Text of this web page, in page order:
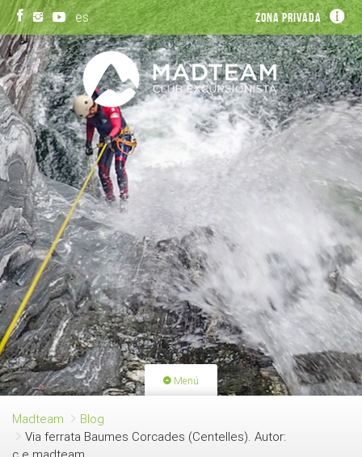
es Zona privada
Menú
PORTADA
LLICÈNCIES RENOVACIÓ QUOTA
Madteam
Blog
Via ferrata Baumes Corcades (Centelles). Autor: